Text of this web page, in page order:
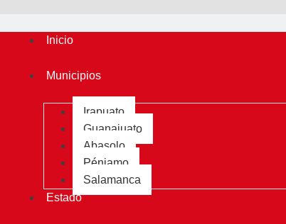
Inicio
Municipios
Irapuato
Guanajuato
Abasolo
Pénjamo
Salamanca
Estado